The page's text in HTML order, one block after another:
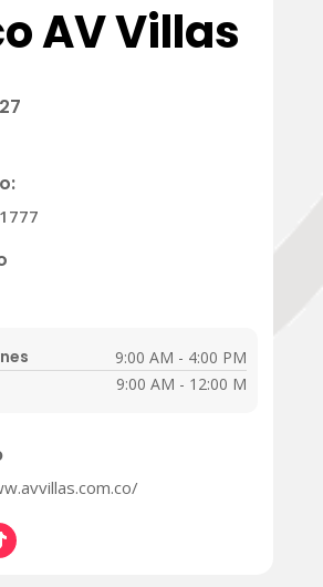
AV Villas
9:00 AM - 4:00 PM
9:00 AM - 12:00 M